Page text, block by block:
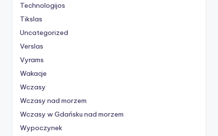
Technologijos
Tikslas
Uncategorized
Verslas
Vyrams
Wakacje
Wczasy
Wczasy nad morzem
Wczasy w Gdańsku nad morzem
Wypoczynek